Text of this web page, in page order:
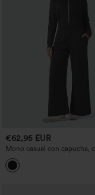
€62,95 EUR
Mono casual con capucha,
mangas largas y bolsillos